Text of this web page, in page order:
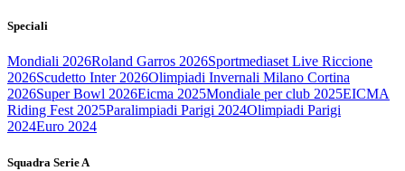
Speciali
Mondiali 2026Roland Garros 2026Sportmediaset Live Riccione
2026Scudetto Inter 2026Olimpiadi Invernali Milano Cortina
2026Super Bowl 2026Eicma 2025Mondiale per club 2025EICMA
Riding Fest 2025Paralimpiadi Parigi 2024Olimpiadi Parigi
2024Euro 2024
Squadra Serie A